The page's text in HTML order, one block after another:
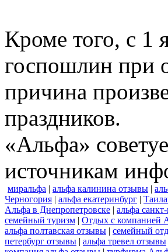
Кроме того, с 1
госпошлин при
причина
праздников.
«Альфа»
источникам
миральфа | альфа калинина отзывы |
Черногория | альфа екатеринбург |
Альфа в Днепропетровске | альфа
семейный туризм | Отдых с компанией
альфа полтавская отзывы | семейный
петербург отзывы | альфа тревел отзывы